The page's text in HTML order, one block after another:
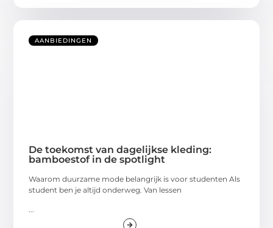
AANBIEDINGEN
De toekomst van dagelijkse kleding:
bamboestof in de spotlight
Waarom duurzame mode belangrijk is voor studenten Als
student ben je altijd onderweg. Van lessen
...